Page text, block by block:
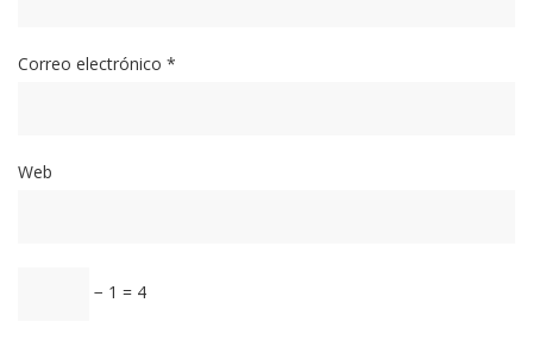
Correo electrónico *
Web
− 1 = 4